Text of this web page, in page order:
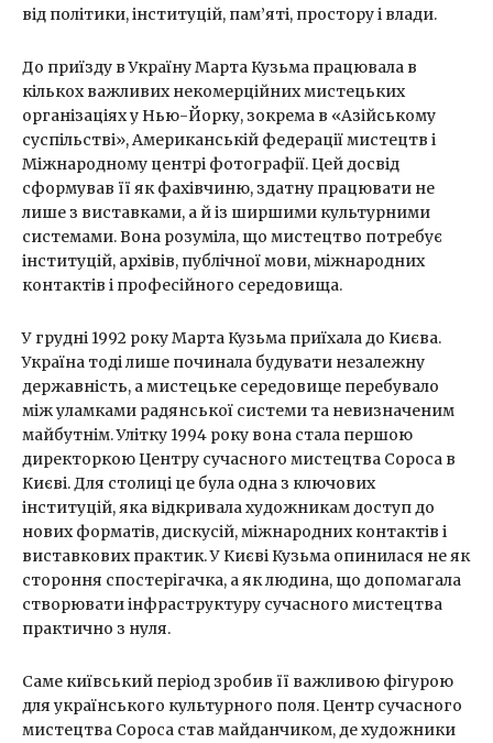
від політики, інституцій, пам’яті, простору і влади.
До приїзду в Україну Марта Кузьма працювала в
кількох важливих некомерційних мистецьких
організаціях у Нью-Йорку, зокрема в «Азійському
суспільстві», Американській федерації мистецтв і
Міжнародному центрі фотографії. Цей досвід
сформував її як фахівчиню, здатну працювати не
лише з виставками, а й із ширшими культурними
системами. Вона розуміла, що мистецтво потребує
інституцій, архівів, публічної мови, міжнародних
контактів і професійного середовища.
У грудні 1992 року Марта Кузьма приїхала до Києва.
Україна тоді лише починала будувати незалежну
державність, а мистецьке середовище перебувало
між уламками радянської системи та невизначеним
майбутнім. Улітку 1994 року вона стала першою
директоркою Центру сучасного мистецтва Сороса в
Києві. Для столиці це була одна з ключових
інституцій, яка відкривала художникам доступ до
нових форматів, дискусій, міжнародних контактів і
виставкових практик. У Києві Кузьма опинилася не як
стороння спостерігачка, а як людина, що допомагала
створювати інфраструктуру сучасного мистецтва
практично з нуля.
Саме київський період зробив її важливою фігурою
для українського культурного поля. Центр сучасного
мистецтва Сороса став майданчиком, де художники